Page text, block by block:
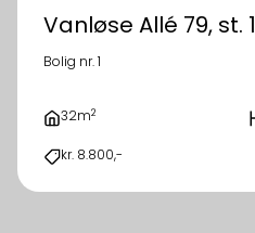
Vanløse Allé 79, st. 1
Bolig nr. 1
32m2
kr. 8.800,-